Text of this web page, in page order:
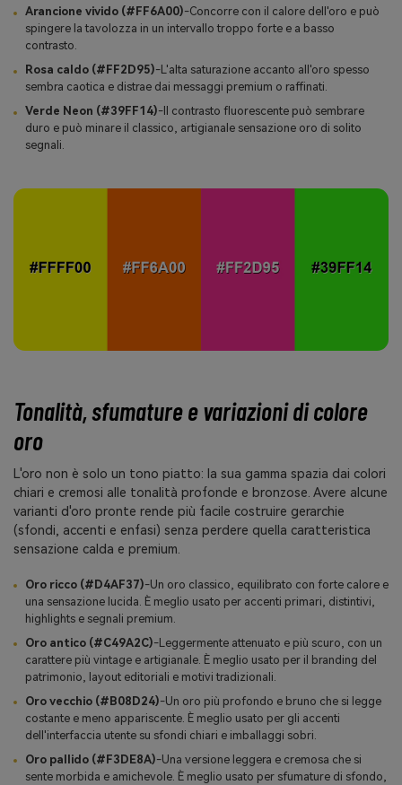
Arancione vivido (#FF6A00)-Concorre con il calore dell'oro e può
spingere la tavolozza in un intervallo troppo forte e a basso
contrasto.
Rosa caldo (#FF2D95)-L'alta saturazione accanto all'oro spesso
sembra caotica e distrae dai messaggi premium o raffinati.
Verde Neon (#39FF14)-Il contrasto fluorescente può sembrare
duro e può minare il classico, artigianale sensazione oro di solito
segnali.
Tonalità, sfumature e variazioni di colore
oro
L'oro non è solo un tono piatto: la sua gamma spazia dai colori
chiari e cremosi alle tonalità profonde e bronzose. Avere alcune
varianti d'oro pronte rende più facile costruire gerarchie
(sfondi, accenti e enfasi) senza perdere quella caratteristica
sensazione calda e premium.
Oro ricco (#D4AF37)-Un oro classico, equilibrato con forte calore e
una sensazione lucida. È meglio usato per accenti primari, distintivi,
highlights e segnali premium.
Oro antico (#C49A2C)-Leggermente attenuato e più scuro, con un
carattere più vintage e artigianale. È meglio usato per il branding del
patrimonio, layout editoriali e motivi tradizionali.
Oro vecchio (#B08D24)-Un oro più profondo e bruno che si legge
costante e meno appariscente. È meglio usato per gli accenti
dell'interfaccia utente su sfondi chiari e imballaggi sobri.
Oro pallido (#F3DE8A)-Una versione leggera e cremosa che si
sente morbida e amichevole. È meglio usato per sfumature di sfondo,